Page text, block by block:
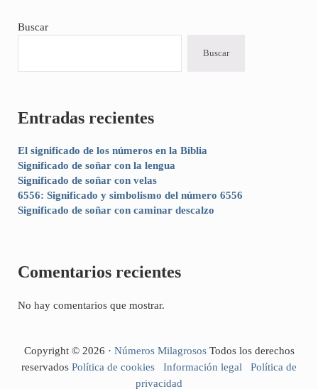
Sidebar
Buscar
Buscar
Entradas recientes
El significado de los números en la Biblia
Significado de soñar con la lengua
Significado de soñar con velas
6556: Significado y simbolismo del número 6556
Significado de soñar con caminar descalzo
Comentarios recientes
No hay comentarios que mostrar.
Copyright © 2026 · Números MilagrososTodos los derechos
reservados Política de cookies Información legal
Política de
privacidad